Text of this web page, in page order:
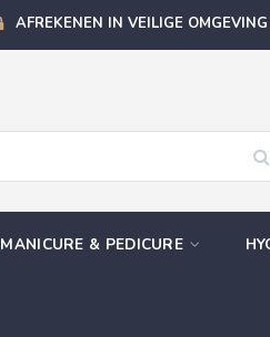
AFREKENEN IN VEILIGE OMGEVING
MANICURE & PEDICURE